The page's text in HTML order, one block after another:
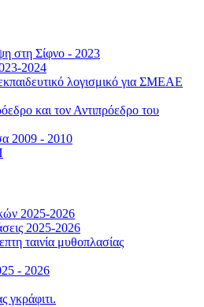
στη Σίφνο - 2023
2024
λογισμικό για ΣΜΕΑΕ
και τον Αντιπρόεδρο του
2009 - 2010
2025-2026
2025-2026
ταινία μυθοπλασίας
- 2026
γκράφιτι.